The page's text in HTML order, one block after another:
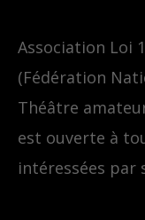
Association Loi
(Fédération
Théâtre
est ouverte à
intéressées par